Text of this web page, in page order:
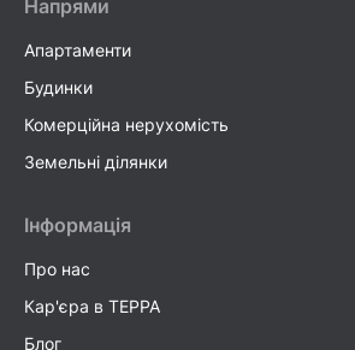
Напрями
Апартаменти
Будинки
Комерційна нерухомість
Земельні ділянки
Інформація
Про нас
Кар'єра в TEPPA
Блог